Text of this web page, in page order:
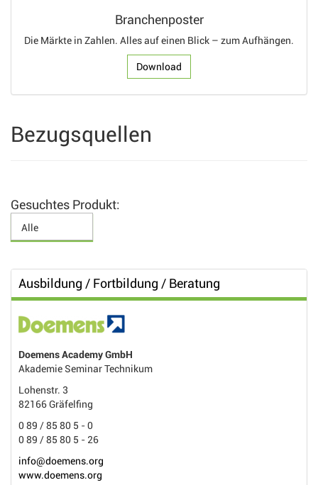
Branchenposter
Die Märkte in Zahlen. Alles auf einen Blick – zum Aufhängen.
Download
Bezugsquellen
Gesuchtes Produkt:
Ausbildung / Fortbildung / Beratung
Doemens Academy GmbH
Akademie Seminar Technikum
Lohenstr. 3
82166 Gräfelfing
0 89 / 85 80 5 - 0
0 89 / 85 80 5 - 26
info@doemens.org
www.doemens.org